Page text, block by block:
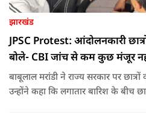
झारखंड
JPSC Protest: आंदोलनकारी
बोले- CBI जांच से कम कुछ मंजूर
बाबूलाल मरांडी ने राज्य सरकार पर
उन्होंने कहा कि लगातार बारिश के बीच